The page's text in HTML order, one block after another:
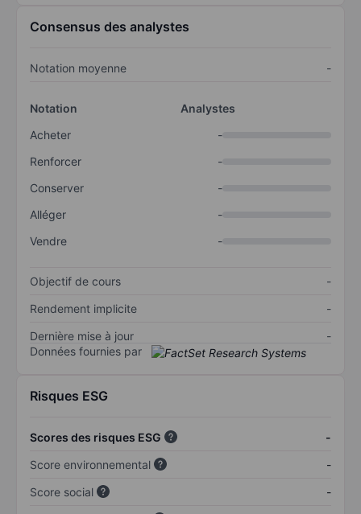
Consensus des analystes
Notation moyenne -
Notation
Analystes
Acheter
-
Renforcer
-
Conserver
-
Alléger
-
Vendre
-
Objectif de cours
-
Rendement implicite
-
Dernière mise à jour
-
Données fournies par
Risques ESG
Scores des risques ESG
-
Score environnemental
-
Score social
-